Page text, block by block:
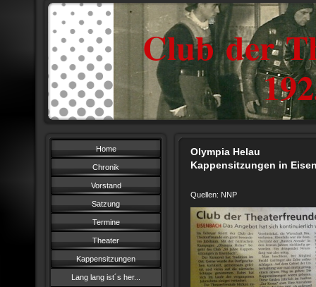
Club der
Home
Chronik
Vorstand
Satzung
Termine
Theater
Kappensitzungen
Lang lang ist´s her...
Olympia
Kappensitzungen in
Quellen: NNP